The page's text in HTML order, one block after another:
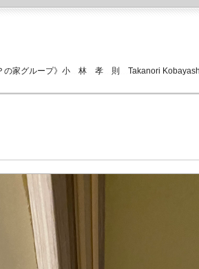
Ｐの家グループ》小 林 孝 則 Takanori